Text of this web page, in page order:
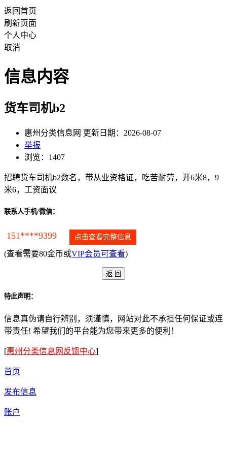
返回首页
刷新页面
个人中心
取消
信息内容
货车司机b2
惠州分类信息网 更新日期：2026-08-07
举报
浏览：1407
招聘货车司机b2数名，带从业资格证，吃苦耐劳，开6米8，9
米6，工资面议
联系人手机/微信：
151****9399 点击查看完整信息
(查看需要80金币或VIP会员可查看)
特此声明：
信息真伪请自行辨别，须谨慎，网站对此不承担任何保证或连
带责任! 希望我们的平台能为您带来更多的便利！
[惠州分类信息网反馈中心]
首页
发布信息
账户